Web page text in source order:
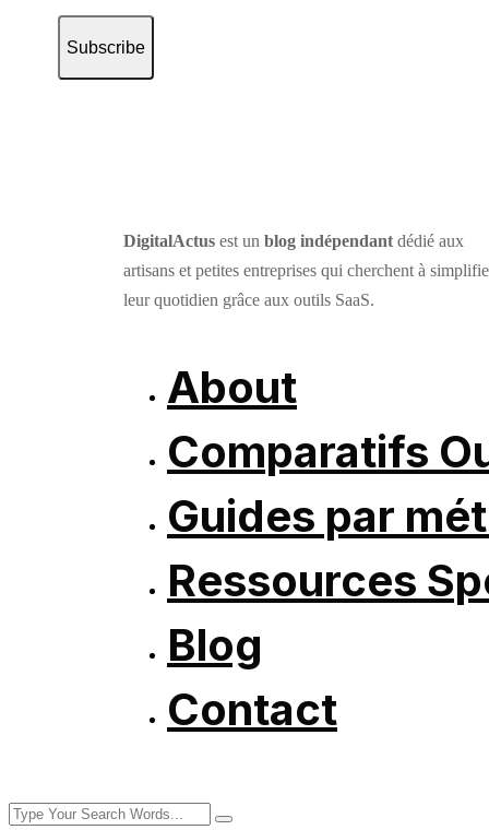
Subscribe
DigitalActus est un blog indépendant dédié aux
artisans et petites entreprises qui cherchent à
leur quotidien grâce aux outils SaaS.
About
Comparatifs
Guides par
Ressources
Blog
Contact